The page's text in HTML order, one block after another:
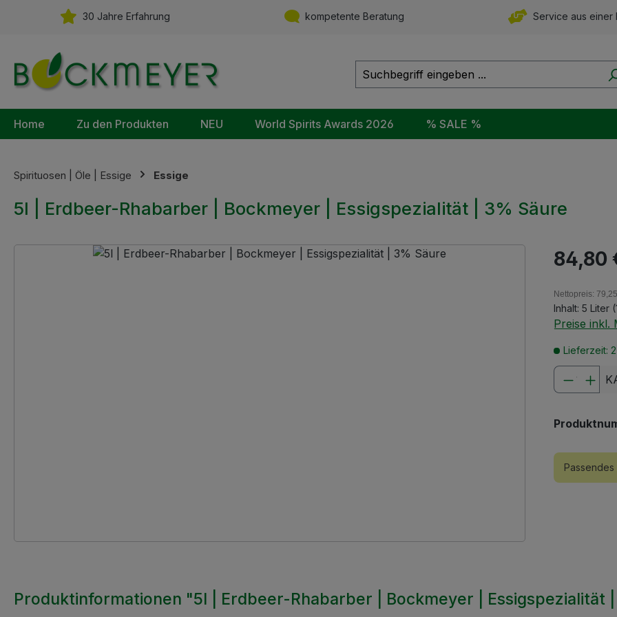
Hauptinhalt springen
Zur Suche springen
Zur Hauptnavigation springen
30 Jahre Erfahrung kompetente Beratung Service aus einer
Home Zu den Produkten NEU World Spirits Awards 2026 % SALE %
Spirituosen | Öle | Essige Essige
5l | Erdbeer-Rhabarber | Bockmeyer | Essigspezialität | 3% Säure
Bildergalerie überspringen Regulärer
84,80
Nettopreis:
Inhalt: 5 Liter
Preise inkl.
Lieferzeit:
Produktinformationen "5l | Erdbeer-Rhabarber | Bockmeyer | Essigspezialität